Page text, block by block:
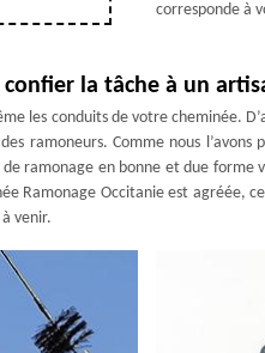
corresponde à
la tâche à un
les conduits de votre cheminée.
ramoneurs. Comme nous
ramonage en bonne et due forme
Ramonage Occitanie est agréée,
venir.